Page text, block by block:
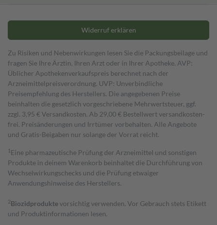
Widerruf erklären
Zu Risiken und Nebenwirkungen lesen Sie die Packungsbeilage und
fragen Sie Ihre Ärztin, Ihren Arzt oder in Ihrer Apotheke. AVP:
Üblicher Apothekenverkaufspreis berechnet nach der
Arzneimittelpreisverordnung. UVP: Unverbindliche
Preisempfehlung des Herstellers. Die angegebenen Preise
beinhalten die gesetzlich vorgeschriebene Mehrwertsteuer, ggf.
zzgl. 3,95 € Versandkosten. Ab 29,00 € Bestell­wert versand­kosten­
frei. Preisänderungen und Irrtümer vorbehalten. Alle Angebote
und Gratis-Beigaben nur solange der Vorrat reicht.
1 Eine pharmazeutische Prüfung der Arzneimittel und sonstigen
Produkte in deinem Warenkorb beinhaltet die Durchführung von
Wechselwirkungschecks und die Prüfung etwaiger
Anwendungshinweise des Herstellers.
2Biozidproduktevorsichtig verwenden. Vor Gebrauch stets Etikett
und Produktinformationen lesen.